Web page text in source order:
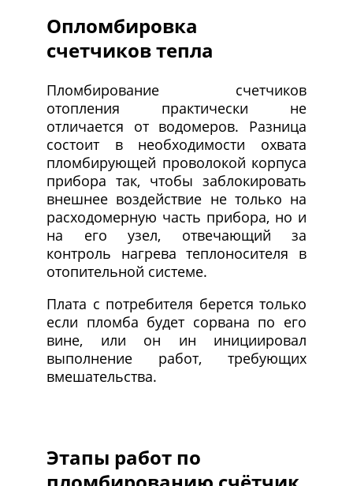
Опломбировка
счетчиков тепла
Пломбирование счетчиков
отопления практически не
отличается от водомеров. Разница
состоит в необходимости охвата
пломбирующей проволокой корпуса
прибора так, чтобы заблокировать
внешнее воздействие не только на
расходомерную часть прибора, но и
на его узел, отвечающий за
контроль нагрева теплоносителя в
отопительной системе.
Плата с потребителя берется только
если пломба будет сорвана по его
вине, или он ин инициировал
выполнение работ, требующих
вмешательства.
Этапы работ по